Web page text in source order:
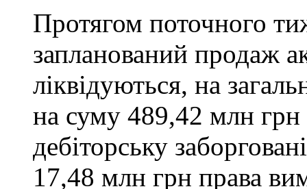
Протягом поточного
запланований продаж
ліквідуються, на
на суму 489,42 млн
дебіторську
17,48 млн грн права